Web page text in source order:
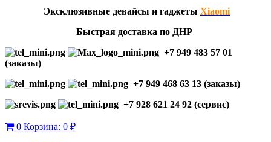
Эксклюзивные девайсы и гаджеты Xiaomi
Быстрая доставка по ДНР
+7 949 483 57 01
(заказы)
+7 949 468 63 13 (заказы)
+7 928 621 24 92 (сервис)
0 Корзина: 0 ₽